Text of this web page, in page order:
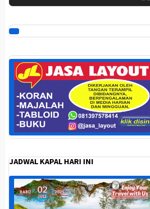
JADWAL KAPAL HARI INI